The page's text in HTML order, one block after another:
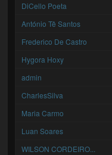
DiCello Poeta
António Tê Santos
Frederico De Castro
Hygora Hoxy
admin
CharlesSilva
Maria Carmo
Luan Soares
WILSON CORDEIRO...